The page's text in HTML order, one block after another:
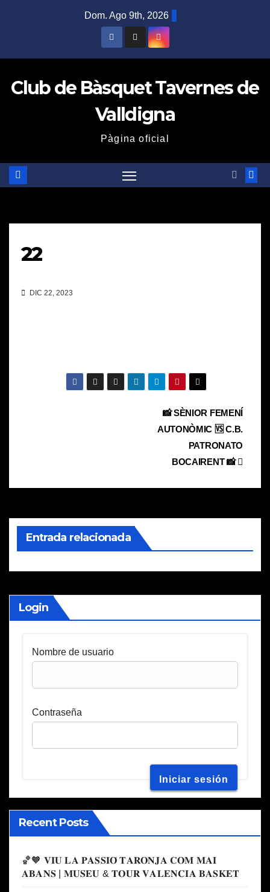
Dom. Ago 9th, 2026
Club de Bàsquet Tavernes de
Valldigna
Pàgina oficial
22
DIC 22, 2023
📸 SÈNIOR FEMENÍ
AUTONÒMIC 🆚 C.B.
PATRONATO
BOCAIRENT 📸
Entrada relacionada
Login
Nombre de usuario
Contraseña
Recent Posts
🏀🧡 𝐕𝐈𝐔 𝐋𝐀 𝐏𝐀𝐒𝐒𝐈𝐎́ 𝐓𝐀𝐑𝐎𝐍𝐉𝐀 𝐂𝐎𝐌 𝐌𝐀𝐈
𝐀𝐁𝐀𝐍𝐒 | 𝐌𝐔𝐒𝐄𝐔 & 𝐓𝐎𝐔𝐑 𝐕𝐀𝐋𝐄𝐍𝐂𝐈𝐀 𝐁𝐀𝐒𝐊𝐄𝐓